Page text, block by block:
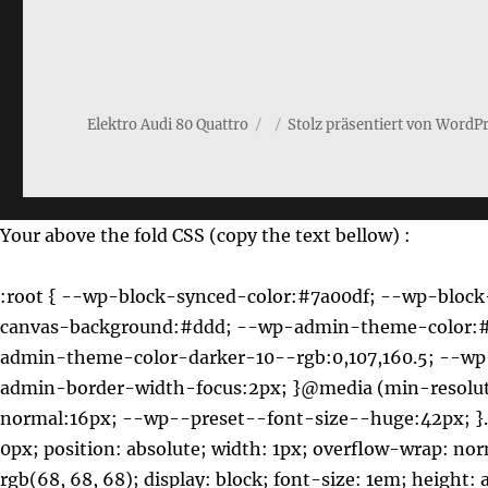
Elektro Audi 80 Quattro Stolz präsentiert von
Your above the fold CSS (copy the text bellow) :
:root { --wp-block-synced-color:#7a00df; --wp-block-synced-color--rgb:122,0,223; --wp-bound-block-color:var(--wp-block-synced-color); --wp-editor-canvas-background:#ddd; --wp-admin-theme-color:#007cba; --wp-admin-theme-color--rgb:0,124,186; --wp-admin-theme-color-darker-10:#006ba1; --wp-admin-theme-color-darker-10--rgb:0,107,160.5; --wp-admin-theme-color-darker-20:#005a87; --wp-admin-theme-color-darker-20--rgb:0,90,135; --wp-admin-border-width-focus:2px; }@media (min-resolution: 192dpi) { :root { --wp-admin-border-width-focus:1.5px; }}:root { --wp--preset--font-size--normal:16px; --wp--preset--font-size--huge:42px; }.screen-reader-text { border: 0px; clip-path: inset(50%); height: 1px; margin: -1px; overflow: hidden; padding: 0px; position: absolute; width: 1px; overflow-wrap: normal !important; }.screen-reader-text:focus { background-color: rgb(221, 221, 221); clip-path: none; color: rgb(68, 68, 68); display: block; font-size: 1em; height: auto; left: 5px; line-height: normal; padding: 15px 23px 14px; text-decoration: none; top: 5px; width: auto; z-index: 100000; }:root { --wp--preset--aspect-ratio--square:1; --wp--preset--aspect-ratio--4-3:4/3; --wp--preset--aspect-ratio--3-4:3/4; --wp--preset--aspect-ratio--3-2:3/2; --wp--preset--aspect-ratio--2-3:2/3; --wp--preset--aspect-ratio--16-9:16/9; --wp--preset--aspect-ratio--9-16:9/16; --wp--preset--color--black:#000; --wp--preset--color--cyan-bluish-gray:#abb8c3; --wp--preset--color--white:#fff; --wp--preset--color--pale-pink:#f78da7; --wp--preset--color--vivid-red:#cf2e2e; --wp--preset--color--luminous-vivid-orange:#ff6900; --wp--preset--color--luminous-vivid-amber:#fcb900; --wp--preset--color--light-green-cyan:#7bdcb5; --wp--preset--color--vivid-green-cyan:#00d084; --wp--preset--color--pale-cyan-blue:#8ed1fc; --wp--preset--color--vivid-cyan-blue:#0693e3; --wp--preset--color--vivid-purple:#9b51e0; --wp--preset--color--dark-gray:#1a1a1a; --wp--preset--color--medium-gray:#686868; --wp--preset--color--light-gray:#e5e5e5; --wp--preset--color--blue-gray:#4d545c; --wp--preset--color--bright-blue:#007acc; --wp--preset--color--light-blue:#9adffd; --wp--preset--color--dark-brown:#402b30; --wp--preset--color--medium-brown:#774e24; --wp--preset--color--dark-red:#640c1f; --wp--preset--color--bright-red:#ff675f; --wp--preset--color--yellow:#ffef8e; --wp--preset--gradient--vivid-cyan-blue-to-vivid-purple:linear-gradient(135deg,#0693e3 0%,#9b51e0 100%); --wp--preset--gradient--light-green-cyan-to-vivid-green-cyan:linear-gradient(135deg,#7adcb4 0%,#00d082 100%); --wp--preset--gradient--luminous-vivid-amber-to-luminous-vivid-orange:linear-gradient(135deg,#fcb900 0%,#ff6900 100%); --wp--preset--gradient--luminous-vivid-orange-to-vivid-red:linear-gradient(135deg,#ff6900 0%,#cf2e2e 100%); --wp--preset--gradient--very-light-gray-to-cyan-bluish-gray:linear-gradient(135deg,#eee 0%,#a9b8c3 100%); --wp--preset--gradient--cool-to-warm-spectrum:linear-gradient(135deg,#4aeadc 0%,#9778d1 20%,#cf2aba 40%,#ee2c82 60%,#fb6962 80%,#fef84c 100%); --wp--preset--gradient--blush-light-purple:linear-gradient(135deg,#ffceec 0%,#9896f0 100%); --wp--preset--gradient--blush-bordeaux:linear-gradient(135deg,#fecda5 0%,#fe2d2d 50%,#6b003e 100%); --wp--preset--gradient--luminous-dusk:linear-gradient(135deg,#ffcb70 0%,#c751c0 50%,#4158d0 100%); --wp--preset--gradient--pale-ocean:linear-gradient(135deg,#fff5cb 0%,#b6e3d4 50%,#33a7b5 100%); --wp--